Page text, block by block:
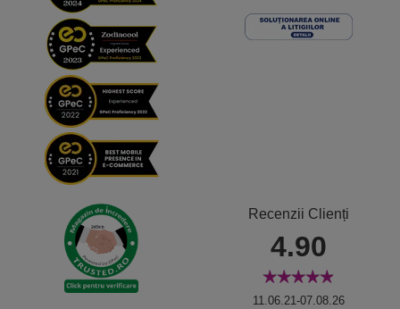
Recenzii Clienți
4.90
11.06.21-07.08.26